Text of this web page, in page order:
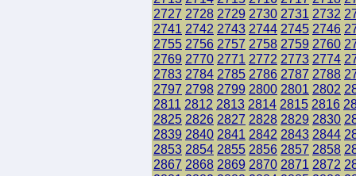
2727 2728 2729 2730 2731 2732
2741 2742 2743 2744 2745 2746
2755 2756 2757 2758 2759 2760
2769 2770 2771 2772 2773 2774
2783 2784 2785 2786 2787 2788
2797 2798 2799 2800 2801 2802
2811 2812 2813 2814 2815 2816
2825 2826 2827 2828 2829 2830
2839 2840 2841 2842 2843 2844
2853 2854 2855 2856 2857 2858
2867 2868 2869 2870 2871 2872